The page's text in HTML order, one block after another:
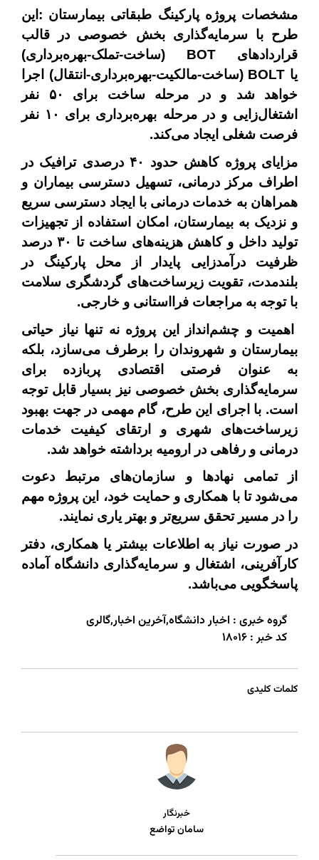
مشخصات پروژه پارکینگ طبقاتی بیمارستان : این
طرح با سرمایه‌گذاری بخش خصوصی در قالب
قراردادهای BOT (ساخت-تملک-بهره‌برداری)
یا BOLT(ساخت-مالکیت-بهره‌برداری-انتقال) اجرا
خواهد شد و در مرحله ساخت برای
۵۰ نفر
اشتغال‌زایی و در مرحله بهره‌برداری برای ۱۰ نفر
فرصت شغلی ایجاد می‌کند.
مزایای پروژه کاهش حدود
۴۰درصدی ترافیک در
اطراف مرکز درمانی، تسهیل دسترسی بیماران و
همراهان به خدمات درمانی با ایجاد دسترسی سریع
و نزدیک به بیمارستان، امکان استفاده از تجهیزات
تولید داخل و کاهش هزینه‌های ساخت تا ۳۰ درصد
ظرفیت درآمدزایی پایدار از محل پارکینگ در
بلندمدت، تقویت زیرساخت‌های گردشگری سلامت
با توجه به مراجعات فرااستانی و خارجی.
اهمیت و چشم‌انداز این پروژه نه تنها نیاز حیاتی
بیمارستان و شهروندان را برطرف می‌سازد، بلکه
به عنوان فرصتی اقتصادی پربازده برای
سرمایه‌گذاری بخش خصوصی نیز بسیار قابل توجه
است. با اجرای این طرح، گام مهمی در جهت بهبود
زیرساخت‌های شهری و ارتقای کیفیت خدمات
درمانی و رفاهی در ارومیه برداشته خواهد شد.
از تمامی نهادها و سازمان‌های مرتبط دعوت
می‌شود تا با همکاری و حمایت خود، این پروژه مهم
را در مسیر تحقق سریع‌تر و بهتر یاری نمایند.
در صورت نیاز به اطلاعات بیشتر یا همکاری، دفتر
کارآفرینی، اشتغال و سرمایه‌گذاری دانشگاه آماده
پاسخگویی می‌باشد.
گروه خبری : اخبار دانشگاه,آخرین اخبار,گالری
کد خبر : 18016
کلمات کلیدی
خبرنگار
سامان تواضع